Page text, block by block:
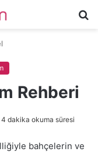
Rehberi
4 dakika okuma süresi
bahçelerin ve